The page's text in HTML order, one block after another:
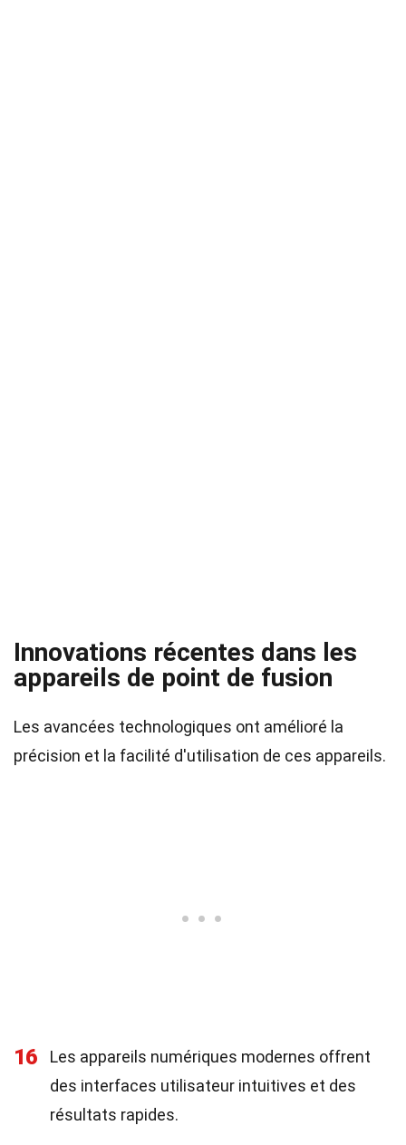
Innovations récentes dans les
appareils de point de fusion
Les avancées technologiques ont amélioré la
précision et la facilité d'utilisation de ces appareils.
16
Les appareils numériques modernes offrent
des interfaces utilisateur intuitives et des
résultats rapides.